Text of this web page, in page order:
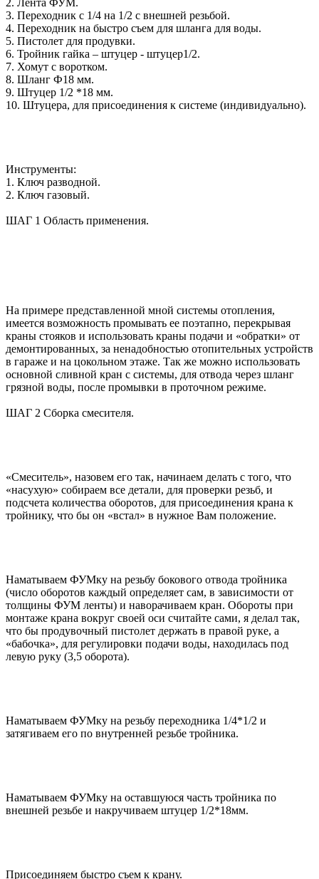
2. Лента ФУМ.
3. Переходник с 1/4 на 1/2 с внешней резьбой.
4. Переходник на быстро съем для шланга для воды.
5. Пистолет для продувки.
6. Тройник гайка – штуцер - штуцер1/2.
7. Хомут с воротком.
8. Шланг Ф18 мм.
9. Штуцер 1/2 *18 мм.
10. Штуцера, для присоединения к системе (индивидуально).
Инструменты:
1. Ключ разводной.
2. Ключ газовый.
ШАГ 1 Область применения.
На примере представленной мной системы отопления,
имеется возможность промывать ее поэтапно, перекрывая
краны стояков и использовать краны подачи и «обратки» от
демонтированных, за ненадобностью отопительных устройств
в гараже и на цокольном этаже. Так же можно использовать
основной сливной кран с системы, для отвода через шланг
грязной воды, после промывки в проточном режиме.
ШАГ 2 Сборка смесителя.
«Смеситель», назовем его так, начинаем делать с того, что
«насухую» собираем все детали, для проверки резьб, и
подсчета количества оборотов, для присоединения крана к
тройнику, что бы он «встал» в нужное Вам положение.
Наматываем ФУМку на резьбу бокового отвода тройника
(число оборотов каждый определяет сам, в зависимости от
толщины ФУМ ленты) и наворачиваем кран. Обороты при
монтаже крана вокруг своей оси считайте сами, я делал так,
что бы продувочный пистолет держать в правой руке, а
«бабочка», для регулировки подачи воды, находилась под
левую руку (3,5 оборота).
Наматываем ФУМку на резьбу переходника 1/4*1/2 и
затягиваем его по внутренней резьбе тройника.
Наматываем ФУМку на оставшуюся часть тройника по
внешней резьбе и накручиваем штуцер 1/2*18мм.
Присоединяем быстро съем к крану.